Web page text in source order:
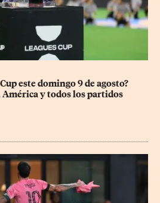
este domingo 9 de agosto?
y todos los partidos